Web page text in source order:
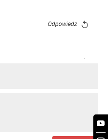
Odpowiedz